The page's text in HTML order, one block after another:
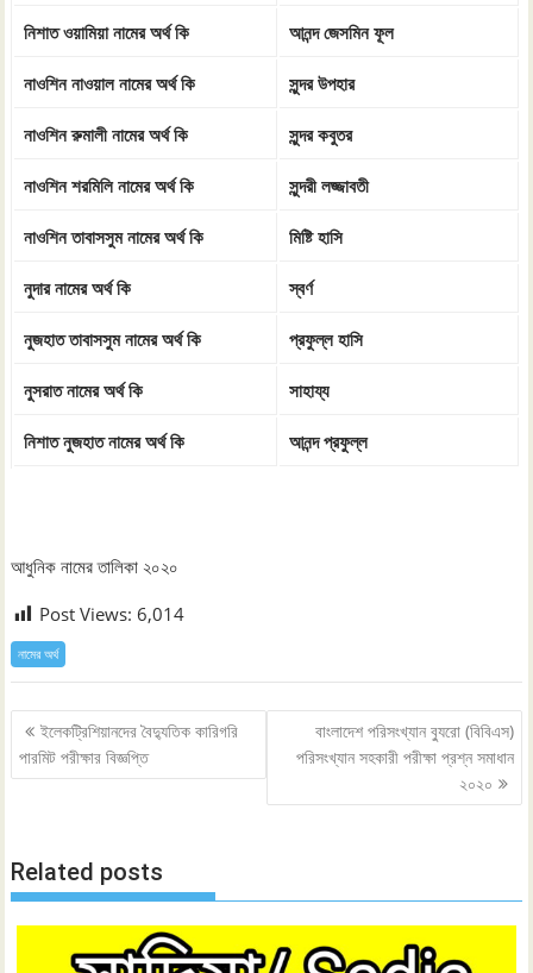
নিশাত ওয়ামিয়া নামের অর্থ কি আনন্দ জেসমিন ফূল
নাওশিন নাওয়াল নামের অর্থ কি সুন্দর উপহার
নাওশিন রুমালী নামের অর্থ কি সুন্দর কবুতর
নাওশিন শরমিলি নামের অর্থ কি সুন্দরী লজ্জাবতী
নাওশিন তাবাসসুম নামের অর্থ কি মিষ্টি হাসি
নুদার নামের অর্থ কি স্বর্ণ
নুজহাত তাবাসসুম নামের অর্থ কি প্রফুল্ল হাসি
নুসরাত নামের অর্থ কি সাহায্য
নিশাত নুজহাত নামের অর্থ কি আনন্দ প্রফুল্ল
আধুনিক নামের তালিকা ২০২০
Post Views: 6,014
নামের অর্থ
Post
navigation
ইলেকট্রিশিয়ানদের বৈদ্যুতিক কারিগরি
পারমিট পরীক্ষার বিজ্ঞপ্তি
বাংলাদেশ পরিসংখ্যান ব্যুরো (বিবিএস)
পরিসংখ্যান সহকারী পরীক্ষা প্রশ্ন সমাধান
২০২০
Related posts